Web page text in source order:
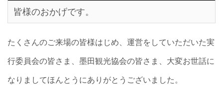
皆様のおかげです。
たくさんのご来場の皆様はじめ、運営をしていただいた実
行委員会の皆さま、墨田観光協会の皆さま、大変お世話に
なりましてほんとうにありがとうございました。